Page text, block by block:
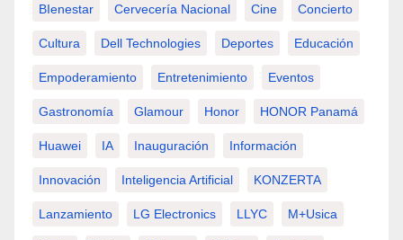
BIenestar Cervecería Nacional Cine Concierto
Cultura Dell Technologies Deportes Educación
Empoderamiento Entretenimiento Eventos
Gastronomía Glamour Honor HONOR Panamá
Huawei IA Inauguración Información
Innovación Inteligencia Artificial KONZERTA
Lanzamiento LG Electronics LLYC M+usica